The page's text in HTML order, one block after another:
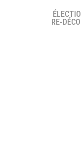
RE-